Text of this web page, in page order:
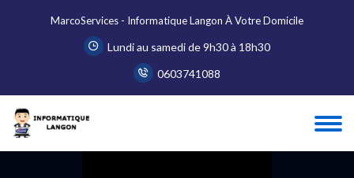
MarcoServices - Informatique Langon À Votre Domicile
Lundi au samedi de 9h30 à 18h30
0603741088